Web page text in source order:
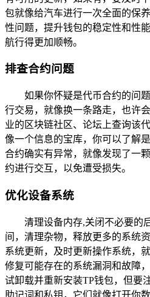
包就像给汽车进行一次全面的保
性问题，提升钱包的稳定性和性
航行得更加顺畅。
排查合约问题
如果你怀疑是代币合约的问
行交易，就像换一条路走，也许
业的区块链社区、论坛上查询该
像一个信息的宝库，你可以了解
合约确实有异常，就像发现了一
约进行交互，以免遭受损失。
优化设备系统
清理设备内存,关闭不必要的
间，清理杂物，释放更多的系统
系统更新，及时更新操作系统，
修复可能存在的系统漏洞和故障
试卸载并重新安装TP钱包，但要
助记词和私钥，它们就像打开你